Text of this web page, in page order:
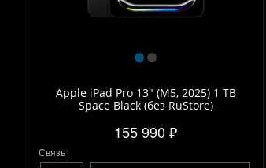
Apple iPad Pro 13" (M5, 2025) 1 TB
Space Black (без RuStore)
155 990 ₽
Связь